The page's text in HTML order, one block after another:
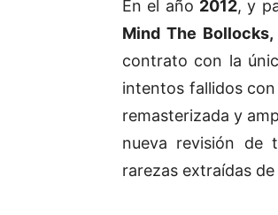
En el año 2012, y
Mind The Bollocks,
contrato con la
intentos fallidos con
remasterizada y
nueva revisión de
rarezas extraídas